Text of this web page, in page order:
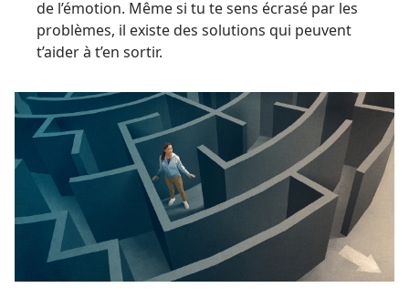
de l’émotion. Même si tu te sens écrasé par les
problèmes, il existe des solutions qui peuvent
t’aider à t’en sortir.